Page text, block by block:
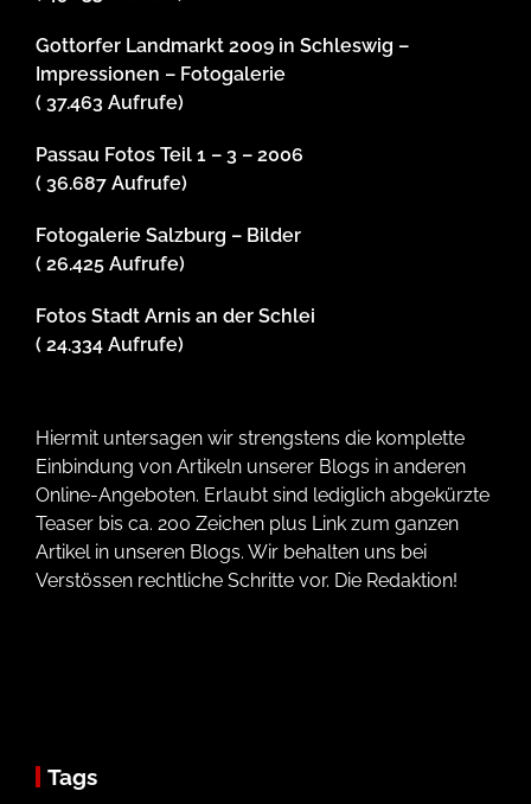
Gottorfer Landmarkt 2009 in Schleswig –
Impressionen – Fotogalerie
( 37.463 Aufrufe)
Passau Fotos Teil 1 – 3 – 2006
( 36.687 Aufrufe)
Fotogalerie Salzburg – Bilder
( 26.425 Aufrufe)
Fotos Stadt Arnis an der Schlei
( 24.334 Aufrufe)
Hiermit untersagen wir strengstens die komplette
Einbindung von Artikeln unserer Blogs in anderen
Online-Angeboten. Erlaubt sind lediglich abgekürzte
Teaser bis ca. 200 Zeichen plus Link zum ganzen
Artikel in unseren Blogs. Wir behalten uns bei
Verstössen rechtliche Schritte vor. Die Redaktion!
Tags